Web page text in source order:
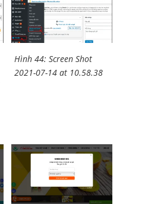
Hình 44: Screen Shot
2021-07-14 at 10.58.38